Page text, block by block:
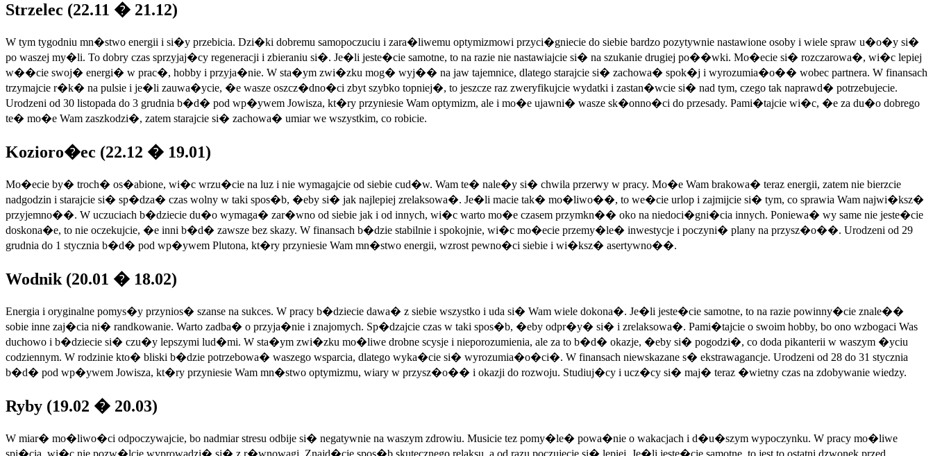
Strzelec (22.11 � 21.12)
W tym tygodniu mn�stwo energii i si�y przebicia. Dzi�ki dobremu samopoczuciu i zara�liwemu optymizmowi przyci�gniecie do siebie bardzo pozytywnie nastawione osoby i wiele spraw u�o�y si�
po waszej my�li. To dobry czas sprzyjaj�cy regeneracji i zbieraniu si�. Je�li jeste�cie samotne, to na razie nie nastawiajcie si� na szukanie drugiej po��wki. Mo�ecie si� rozczarowa�, wi�c lepiej
w��cie swoj� energi� w prac�, hobby i przyja�nie. W sta�ym zwi�zku mog� wyj�� na jaw tajemnice, dlatego starajcie si� zachowa� spok�j i wyrozumia�o�� wobec partnera. W finansach
trzymajcie r�k� na pulsie i je�li zauwa�ycie, �e wasze oszcz�dno�ci zbyt szybko topniej�, to jeszcze raz zweryfikujcie wydatki i zastan�wcie si� nad tym, czego tak naprawd� potrzebujecie.
Urodzeni od 30 listopada do 3 grudnia b�d� pod wp�ywem Jowisza, kt�ry przyniesie Wam optymizm, ale i mo�e ujawni� wasze sk�onno�ci do przesady. Pami�tajcie wi�c, �e za du�o dobrego
te� mo�e Wam zaszkodzi�, zatem starajcie si� zachowa� umiar we wszystkim, co robicie.
Kozioro�ec (22.12 � 19.01)
Mo�ecie by� troch� os�abione, wi�c wrzu�cie na luz i nie wymagajcie od siebie cud�w. Wam te� nale�y si� chwila przerwy w pracy. Mo�e Wam brakowa� teraz energii, zatem nie bierzcie
nadgodzin i starajcie si� sp�dza� czas wolny w taki spos�b, �eby si� jak najlepiej zrelaksowa�. Je�li macie tak� mo�liwo��, to we�cie urlop i zajmijcie si� tym, co sprawia Wam najwi�ksz�
przyjemno��. W uczuciach b�dziecie du�o wymaga� zar�wno od siebie jak i od innych, wi�c warto mo�e czasem przymkn�� oko na niedoci�gni�cia innych. Poniewa� wy same nie jeste�cie
doskona�e, to nie oczekujcie, �e inni b�d� zawsze bez skazy. W finansach b�dzie stabilnie i spokojnie, wi�c mo�ecie przemy�le� inwestycje i poczyni� plany na przysz�o��. Urodzeni od 29
grudnia do 1 stycznia b�d� pod wp�ywem Plutona, kt�ry przyniesie Wam mn�stwo energii, wzrost pewno�ci siebie i wi�ksz� asertywno��.
Wodnik (20.01 � 18.02)
Energia i oryginalne pomys�y przynios� szanse na sukces. W pracy b�dziecie dawa� z siebie wszystko i uda si� Wam wiele dokona�. Je�li jeste�cie samotne, to na razie powinny�cie znale��
sobie inne zaj�cia ni� randkowanie. Warto zadba� o przyja�nie i znajomych. Sp�dzajcie czas w taki spos�b, �eby odpr�y� si� i zrelaksowa�. Pami�tajcie o swoim hobby, bo ono wzbogaci Was
duchowo i b�dziecie si� czu�y lepszymi lud�mi. W sta�ym zwi�zku mo�liwe drobne scysje i nieporozumienia, ale za to b�d� okazje, �eby si� pogodzi�, co doda pikanterii w waszym �yciu
codziennym. W rodzinie kto� bliski b�dzie potrzebowa� waszego wsparcia, dlatego wyka�cie si� wyrozumia�o�ci�. W finansach niewskazane s� ekstrawagancje. Urodzeni od 28 do 31 stycznia
b�d� pod wp�ywem Jowisza, kt�ry przyniesie Wam mn�stwo optymizmu, wiary w przysz�o�� i okazji do rozwoju. Studiuj�cy i ucz�cy si� maj� teraz �wietny czas na zdobywanie wiedzy.
Ryby (19.02 � 20.03)
W miar� mo�liwo�ci odpoczywajcie, bo nadmiar stresu odbije si� negatywnie na waszym zdrowiu. Musicie tez pomy�le� powa�nie o wakacjach i d�u�szym wypoczynku. W pracy mo�liwe
spi�cia, wi�c nie pozw�lcie wyprowadzi� si� z r�wnowagi. Znajd�cie spos�b skutecznego relaksu, a od razu poczujecie si� lepiej. Je�li jeste�cie samotne, to jest to ostatni dzwonek przed